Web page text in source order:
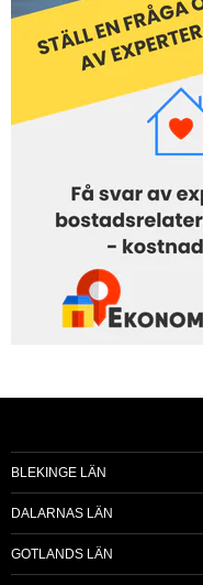
BLEKINGE LÄN
DALARNAS LÄN
GOTLANDS LÄN